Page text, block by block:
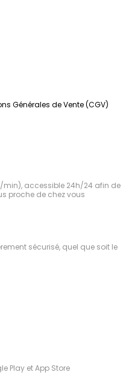
Générales de Vente (CGV)
min), accessible 24h/24 afin de
proche de chez vous
sécurisé, quel que soit le
Play et App Store